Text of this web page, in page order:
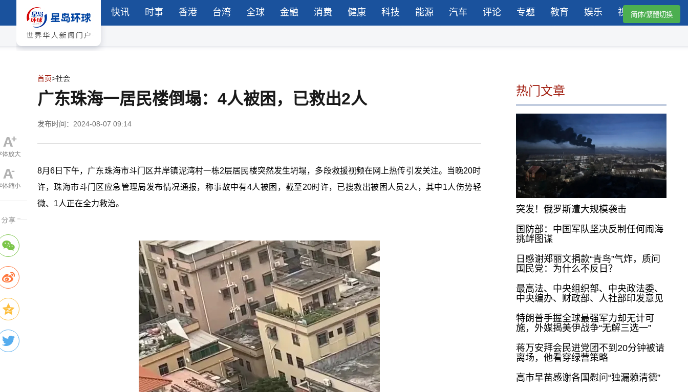
快讯 时事 香港 台湾 全球 金融 消费 健康 科技 能源 汽车 评论 专题 教育 娱乐 视频简体/繁體切換
首页>社会
广东珠海一居民楼倒塌：4人被困，已救出2人
发布时间：2024-08-07 09:14
8月6日下午，广东珠海市斗门区井岸镇泥湾村一栋2层居民楼突然发生坍塌，多段救援视频在网上热传引发关注。当晚20时
许，珠海市斗门区应急管理局发布情况通报，称事故中有4人被困，截至20时许，已搜救出被困人员2人，其中1人伤势轻
微、1人正在全力救治。
热门文章
突发！俄罗斯遭大规模袭击
国防部：中国军队坚决反制任何闹海
挑衅图谋
日感谢郑丽文捐款“青鸟”气炸，质问
国民党：为什么不反日？
最高法、中央组织部、中央政法委、
中央编办、财政部、人社部印发意见
特朗普手握全球最强军力却无计可
施，外媒揭美伊战争“无解三选一”
蒋万安拜会民进党团不到20分钟被请
离场，他看穿绿营策略
高市早苗感谢各国慰问“独漏赖清德”